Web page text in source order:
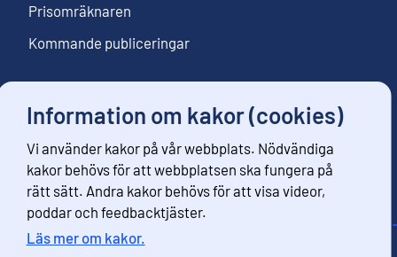
Information om kakor (cookies)
Vi använder kakor på vår webbplats. Nödvändiga
kakor behövs för att webbplatsen ska fungera på
rätt sätt. Andra kakor behövs för att visa videor,
poddar och feedbacktjäster.
Läs mer om kakor.
Prisomräknaren
Kommande publiceringar
Följ oss
Beställ nyhetsbrev